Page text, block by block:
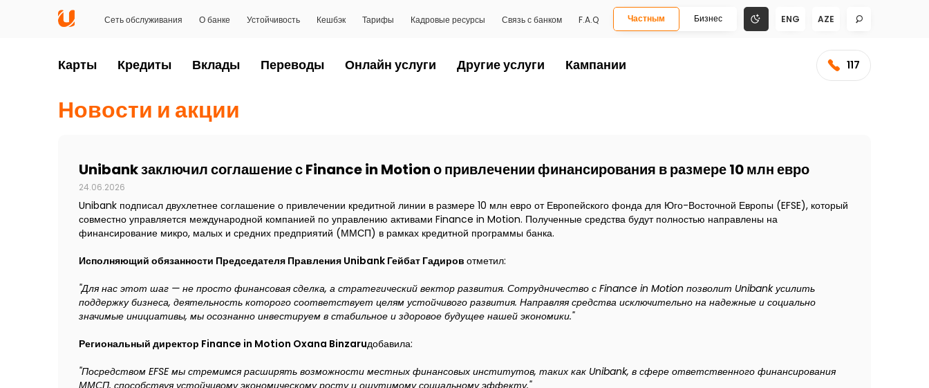
Сеть обслуживания О банке Устойчивость Кешбэк Тарифы Кадровые ресурсы Связь с банком F.A.Q Частным Бизнес ENG AZE
Карты Кредиты Вклады Переводы Онлайн услуги Другие услуги Кампании 117
Новости и акции
Unibank заключил соглашение с Finance in Motion о привлечении финансирования в размере 10 млн евро
24.06.2026
Unibank подписал двухлетнее соглашение о привлечении кредитной линии в размере 10 млн евро от Европейского фонда для Юго-Восточной Европы (EFSE), который
совместно управляется международной компанией по управлению активами Finance in Motion. Полученные средства будут полностью направлены на
финансирование микро, малых и средних предприятий (ММСП) в рамках кредитной программы банка.
Исполняющий обязанности Председателя Правления Unibank Гейбат Гадиров отметил:
"Для нас этот шаг — не просто финансовая сделка, а стратегический вектор развития. Сотрудничество с Finance in Motion позволит Unibank усилить
поддержку бизнеса, деятельность которого соответствует целям устойчивого развития. Направляя средства исключительно на надежные и социально
значимые инициативы, мы осознанно инвестируем в стабильное и здоровое будущее нашей экономики."
Региональный директор Finance in Motion Oxana Binzaruдобавила:
"Посредством EFSE мы стремимся расширять возможности местных финансовых институтов, таких как Unibank, в сфере ответственного финансирования
ММСП, способствуя устойчивому экономическому росту и ощутимому социальному эффекту."